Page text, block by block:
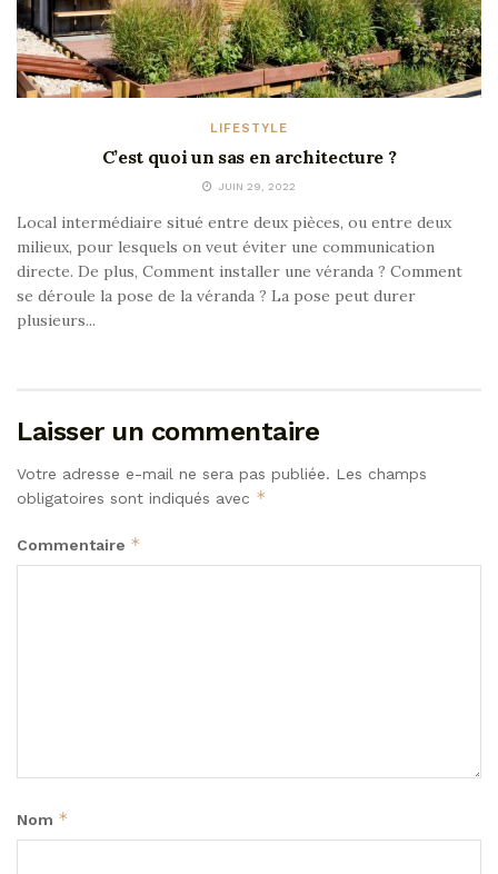
LIFESTYLE
C’est quoi un sas en architecture ?
JUIN 29, 2022
Local intermédiaire situé entre deux pièces, ou entre deux
milieux, pour lesquels on veut éviter une communication
directe. De plus, Comment installer une véranda ? Comment
se déroule la pose de la véranda ? La pose peut durer
plusieurs...
Laisser un commentaire
Votre adresse e-mail ne sera pas publiée. Les champs
obligatoires sont indiqués avec *
Commentaire *
Nom *